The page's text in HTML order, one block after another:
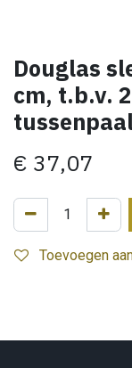
Douglas
cm, t.b.v.
€ 37,07
Toevoegen